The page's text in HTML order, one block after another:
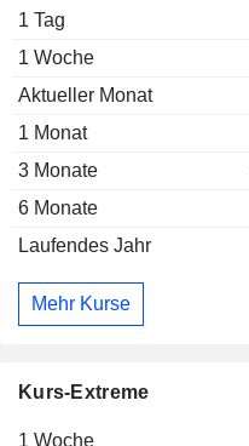
1 Tag
1 Woche
Aktueller Monat
1 Monat
3 Monate
6 Monate
Laufendes Jahr
Mehr Kurse
Kurs-Extreme
1 Woche